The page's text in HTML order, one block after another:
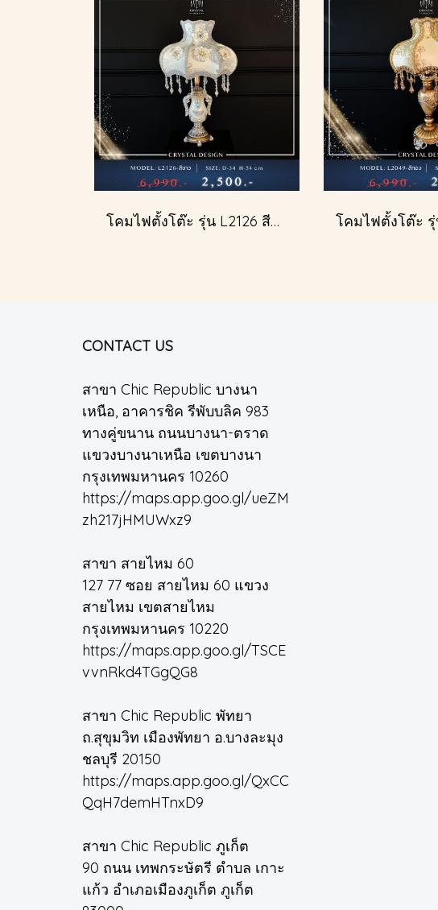
โคมไฟตั้งโต๊ะ รุ่น L2126 สีขาว (ตั้งโต๊ะ)
CONTACT US
สาขา Chic Republic บางนา
เหนือ, อาคารชิค รีพับบลิค 983
ทางคู่ขนาน ถนนบางนา-ตราด
แขวงบางนาเหนือ เขตบางนา
กรุงเทพมหานคร 10260
https://maps.app.goo.gl/ueZM
zh217jHMUWxz9
สาขา สายไหม 60
127 77 ซอย สายไหม 60 แขวง
สายไหม เขตสายไหม
กรุงเทพมหานคร 10220
https://maps.app.goo.gl/TSCE
vvnRkd4TGgQG8
สาขา Chic Republic พัทยา
ถ.สุขุมวิท เมืองพัทยา อ.บางละมุง
ชลบุรี 20150
https://maps.app.goo.gl/QxCC
QqH7demHTnxD9
สาขา Chic Republic ภูเก็ต
90 ถนน เทพกระษัตรี ตำบล เกาะ
แก้ว อำเภอเมืองภูเก็ต ภูเก็ต